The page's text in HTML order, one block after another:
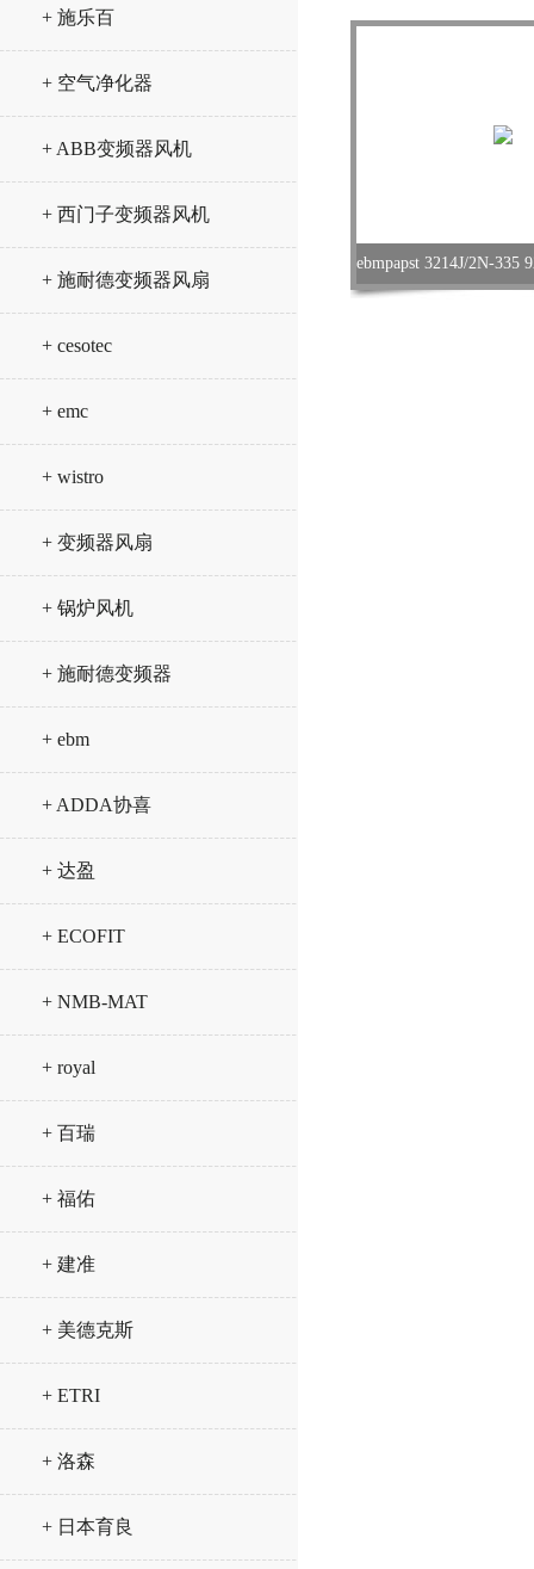
+ 施乐百
+ 空气净化器
+ ABB变频器风机
+ 西门子变频器风机
+ 施耐德变频器风扇
+ cesotec
+ emc
+ wistro
+ 变频器风扇
+ 锅炉风机
+ 施耐德变频器
+ ebm
+ ADDA协喜
+ 达盈
+ ECOFIT
+ NMB-MAT
+ royal
+ 百瑞
+ 福佑
+ 建准
+ 美德克斯
+ ETRI
+ 洛森
+ 日本育良